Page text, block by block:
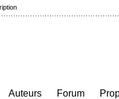
Auteurs
Forum